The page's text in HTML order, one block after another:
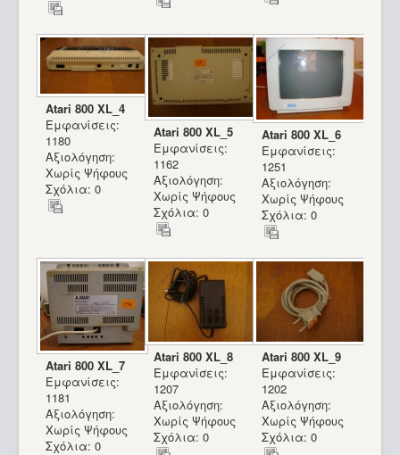
Amiga 1200_2
Atari 800 XL_4
Εμφανίσεις:
1180
Αξιολόγηση:
Χωρίς Ψήφους
Σχόλια: 0
Atari 800 XL_5
Εμφανίσεις:
1162
Αξιολόγηση:
Χωρίς Ψήφους
Σχόλια: 0
Atari 800 XL_6
Εμφανίσεις:
1251
Αξιολόγηση:
Χωρίς Ψήφους
Σχόλια: 0
Atari 800 XL_7
Εμφανίσεις:
1181
Αξιολόγηση:
Χωρίς Ψήφους
Σχόλια: 0
Atari 800 XL_8
Εμφανίσεις:
1207
Αξιολόγηση:
Χωρίς Ψήφους
Σχόλια: 0
Atari 800 XL_9
Εμφανίσεις:
1202
Αξιολόγηση:
Χωρίς Ψήφους
Σχόλια: 0